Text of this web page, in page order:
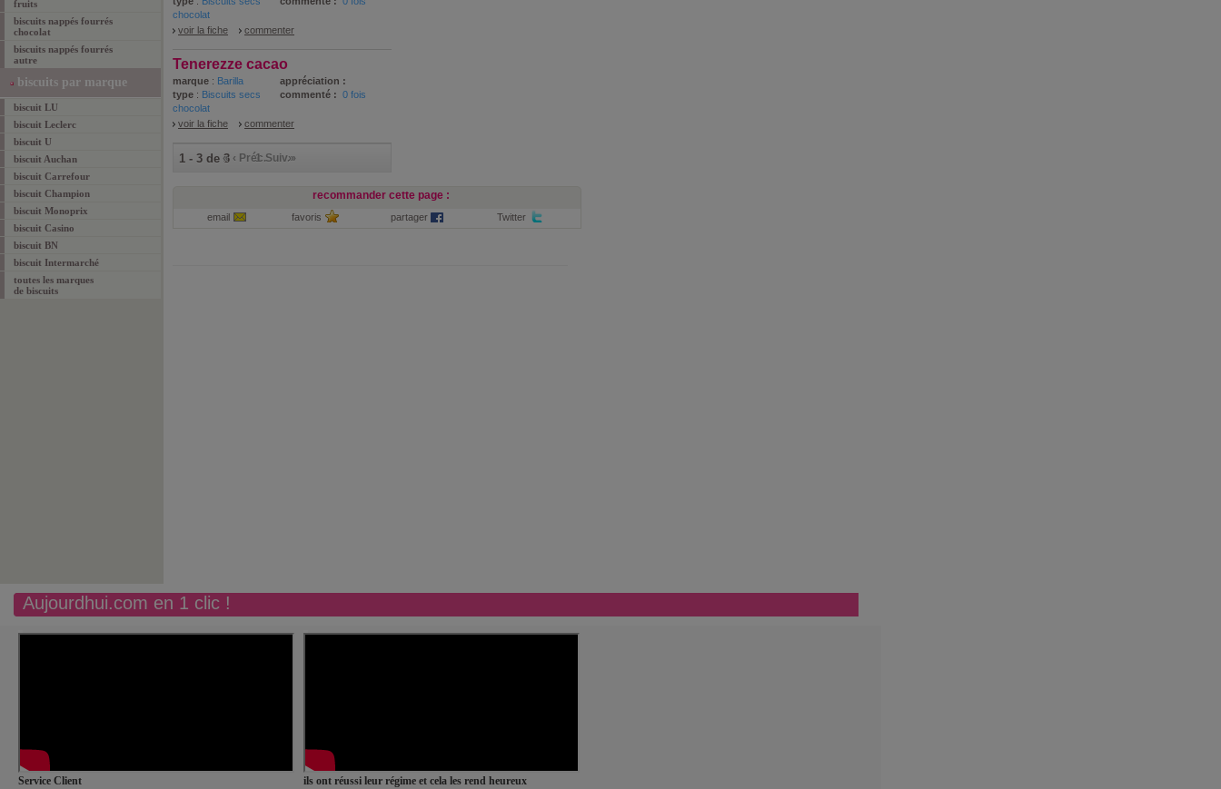
fruits
biscuits nappés fourrés
chocolat
biscuits nappés fourrés
autre
biscuits par marque
biscuit LU
biscuit Leclerc
biscuit U
biscuit Auchan
biscuit Carrefour
biscuit Champion
biscuit Monoprix
biscuit Casino
biscuit BN
biscuit Intermarché
toutes les marques
de biscuits
chocolat
voir la fiche commenter
Tenerezze cacao
marque : Barilla
appréciation :
type : Biscuits secs
chocolat
commenté : 0 fois
voir la fiche commenter
1 - 3 de 3
« ‹ Préc.
1 Suiv. ›
»
recommander cette page :
email favoris partager Twitter
Aujourdhui.com en 1 clic !
Service Client
ils ont réussi leur régime et cela les rend heureux